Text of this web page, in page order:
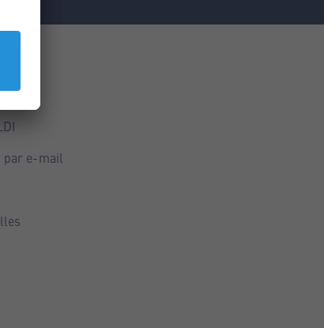
par e-mail